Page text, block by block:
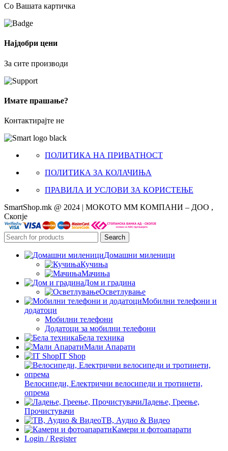
Со Вашата картичка
Најдобри цени
За сите производи
Имате прашање?
Контактирајте не
ПОЛИТИКА НА ПРИВАТНОСТ
ПОЛИТИКА ЗА КОЛАЧИЊА
ПРАВИЛА И УСЛОВИ ЗА КОРИСТЕЊЕ
SmartShop.mk @ 2024 | МОКОТО ММ КОМПАНИ – ДОО ,
Скопје
Search
Домашни миленици
Кучиња
Мачиња
Дом и градина
Осветлување
Мобилни телефони и
додатоци
Мобилни телефони
Додатоци за мобилни телефони
Бела техника
Мали Апарати
IT Shop
Велосипеди, Електрични велосипеди и тротинети,
опрема
Ладење, Греење,
Прочистувачи
ТВ, Аудио & Видео
Камери и фотоапарати
Login / Register